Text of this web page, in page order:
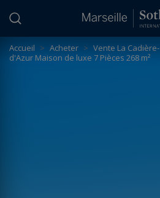
Accueil > Acheter > Vente La Cadière-
d'Azur Maison de luxe 7 Pièces 268 m²